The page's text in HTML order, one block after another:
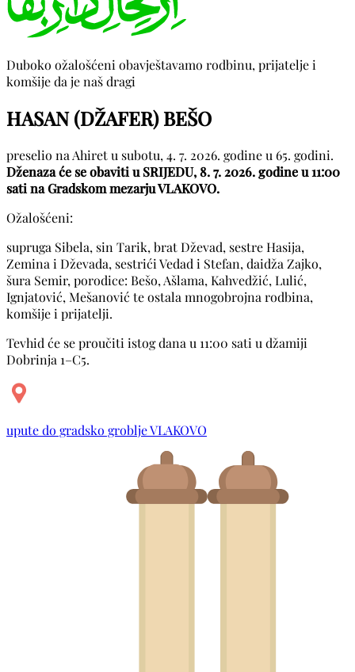
Duboko ožalošćeni obavještavamo rodbinu, prijatelje i
komšije da je naš dragi
HASAN (DŽAFER) BEŠO
preselio na Ahiret u subotu, 4. 7. 2026. godine u 65. godini.
Dženaza će se obaviti u SRIJEDU, 8. 7. 2026. godine u 11:00
sati na Gradskom mezarju VLAKOVO.
Ožalošćeni:
supruga Sibela, sin Tarik, brat Dževad, sestre Hasija,
Zemina i Dževada, sestrići Vedad i Stefan, daidža Zajko,
šura Semir, porodice: Bešo, Ašlama, Kahvedžić, Lulić,
Ignjatović, Mešanović te ostala mnogobrojna rodbina,
komšije i prijatelji.
Tevhid će se proučiti istog dana u 11:00 sati u džamiji
Dobrinja 1–C5.
upute do gradsko groblje VLAKOVO